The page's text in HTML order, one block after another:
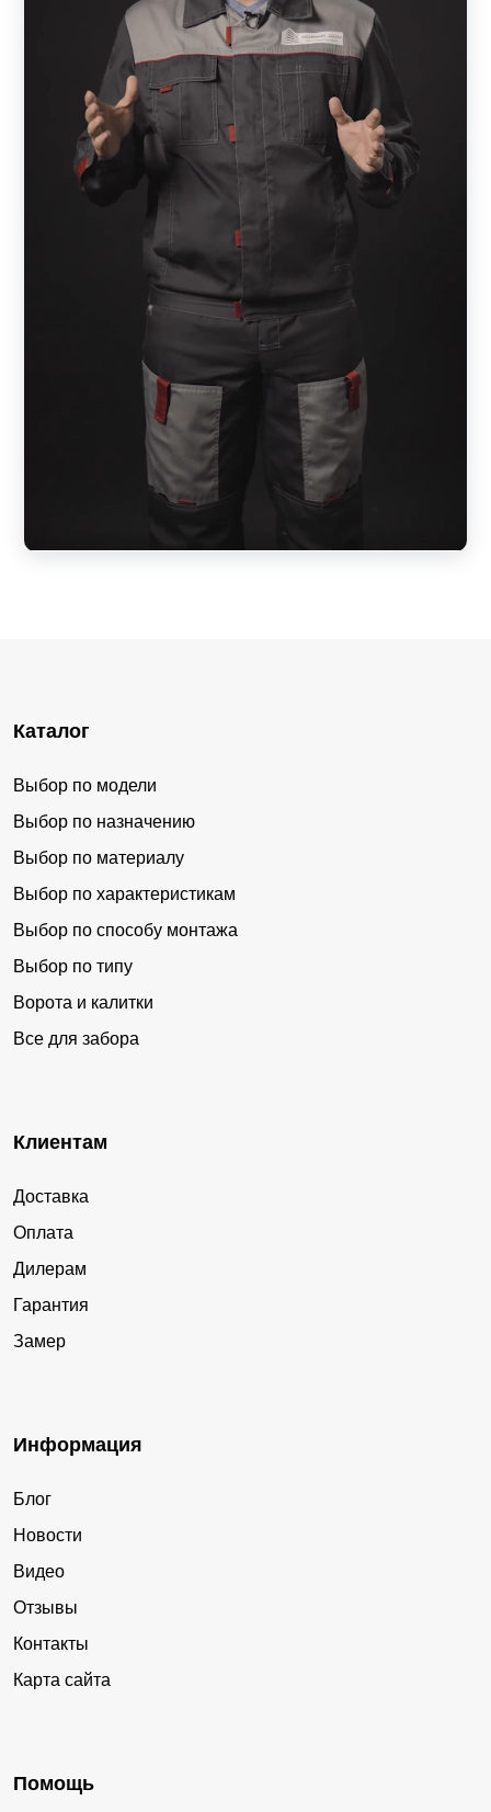
Каталог
Выбор по модели
Выбор по назначению
Выбор по материалу
Выбор по характеристикам
Выбор по способу монтажа
Выбор по типу
Ворота и калитки
Все для забора
Клиентам
Доставка
Оплата
Дилерам
Гарантия
Замер
Информация
Блог
Новости
Видео
Отзывы
Контакты
Карта сайта
Помощь